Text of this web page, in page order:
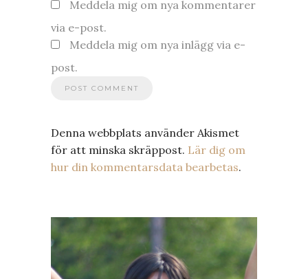
Meddela mig om nya kommentarer
via e-post.
Meddela mig om nya inlägg via e-
post.
Denna webbplats använder Akismet
för att minska skräppost. Lär dig om
hur din kommentarsdata bearbetas.